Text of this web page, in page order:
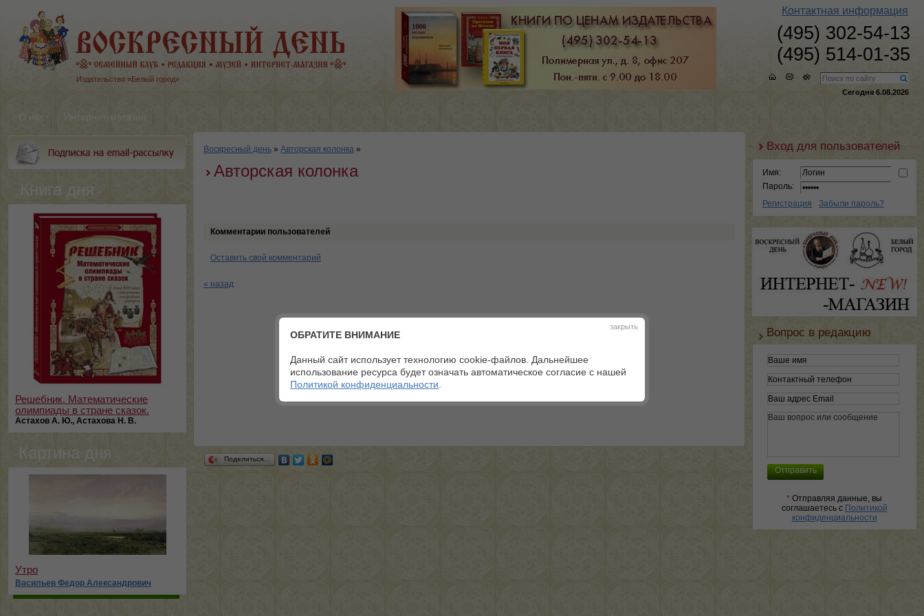
Издательство «Белый город»
Контактная информация
(495) 302-54-13
(495) 514-01-35
Сегодня 6.08.2026
О нас Интернет-магазин
Книга дня
Решебник. Математические
олимпиады в стране сказок.
Астахов А. Ю., Астахова Н. В.
Картина дня
Утро
Васильев Федор Александрович
Воскресный день » Авторская колонка »
Авторская колонка
Комментарии пользователей
Оставить свой комментарий
« назад
Поделиться…
Вход для пользователей
Имя:
Пароль:
Регистрация
Забыли пароль?
Вопрос в редакцию
* Отправляя данные, вы
соглашаетесь с Политикой
конфиденциальности
закрыть
ОБРАТИТЕ ВНИМАНИЕ
Данный сайт использует технологию cookie-файлов. Дальнейшее
использование ресурса будет означать автоматическое согласие с нашей
Политикой конфиденциальности